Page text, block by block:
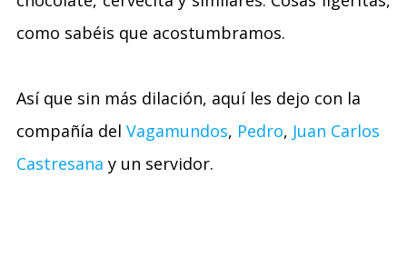
como sabéis que acostumbramos.
Así que sin más dilación, aquí les dejo con la
compañía del Vagamundos, Pedro, Juan Carlos
Castresana y un servidor.